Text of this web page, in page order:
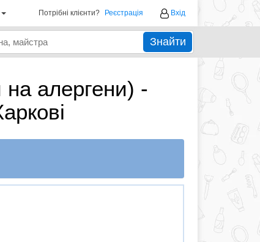
Потрібні клієнти? Реєстрація Вхід
Знайти
на алергени) -